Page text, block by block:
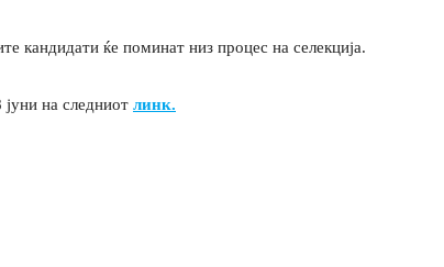
кандидати ќе поминат низ процес на селекција.
на следниот линк.